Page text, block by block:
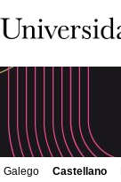
Galego Castellano